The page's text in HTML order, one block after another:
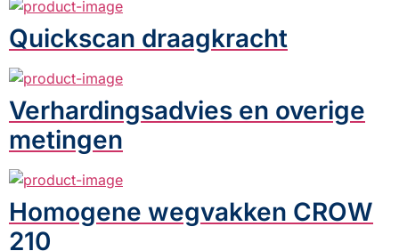
Quickscan draagkracht
Verhardingsadvies en overige
metingen
Homogene wegvakken CROW
210